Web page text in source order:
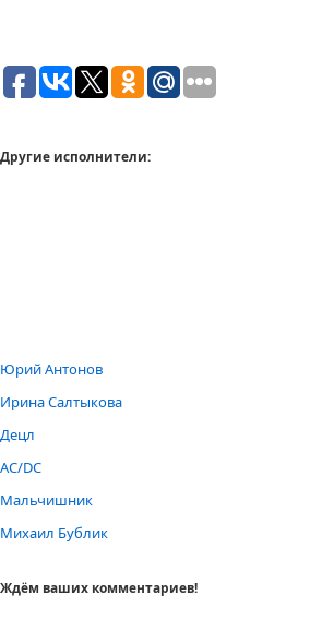
Другие исполнители:
Юрий Антонов
Ирина Салтыкова
Децл
AC/DC
Мальчишник
Михаил Бублик
Ждём ваших комментариев!